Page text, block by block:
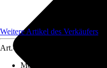
Weitere Artikel des Verkäufers
Art.-Nr.
Montageart